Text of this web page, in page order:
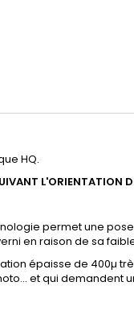
HQ.
L'ORIENTATION
permet une
en raison de sa
épaisse de 400µ
et qui demandent